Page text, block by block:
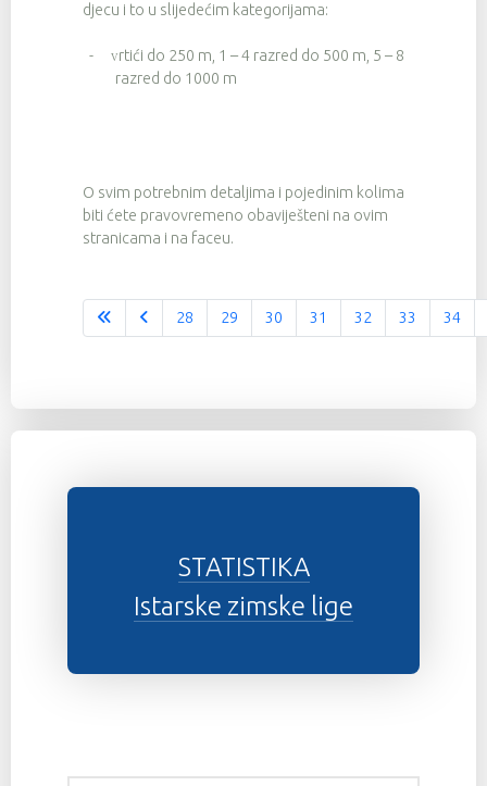
djecu i to u slijedećim kategorijama:
- V rtići do 250 m, 1 – 4 razred do 500 m, 5 – 8
razred do 1000 m
O svim potrebnim detaljima i pojedinim kolima
biti ćete pravovremeno obaviješteni na ovim
stranicama i na faceu.
Stranica 37 od 37
28 29 30 31 32 33 34
STATISTIKA
Istarske zimske lige